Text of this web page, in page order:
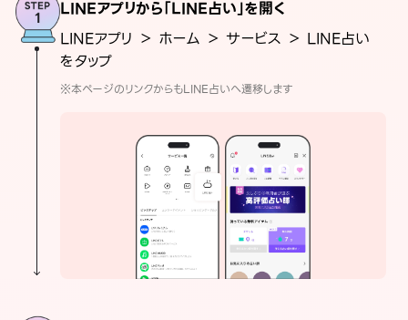
LINEアプリから「LINE占い」を開く
LINEアプリ ＞ ホーム ＞ サービス ＞ LINE占い
をタップ
※本ページのリンクからもLINE占いへ遷移します